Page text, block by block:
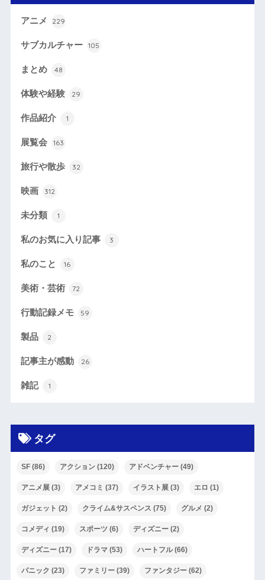
アニメ 229
サブカルチャー 105
まとめ 48
体験や経験 29
作品紹介 1
展覧会 163
旅行や散歩 32
映画 312
未分類 1
私のお気に入り記事 3
私のこと 16
美術・芸術 72
行動記録メモ 59
製品 2
記事主が感動 26
雑記 1
タグ
SF(86) アクション(120) アドベンチャー(49)
アニメ展(3) アメコミ (37) イラスト展(3) エロ (1)
ガジェット (2) クライム&サスペンス (75) グルメ (2)
コメディ (19) スポーツ (6) ディズニー(2)
ディズニー(17) ドラマ(53) ハートフル(66)
パニック (23) ファミリー(39) ファンタジー(62)